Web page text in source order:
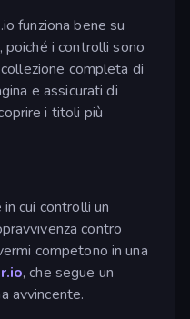
funziona bene su
i controlli sono
completa di
e assicurati di
i titoli più
cui controlli un
contro
competono in una
, che segue un
avvincente.